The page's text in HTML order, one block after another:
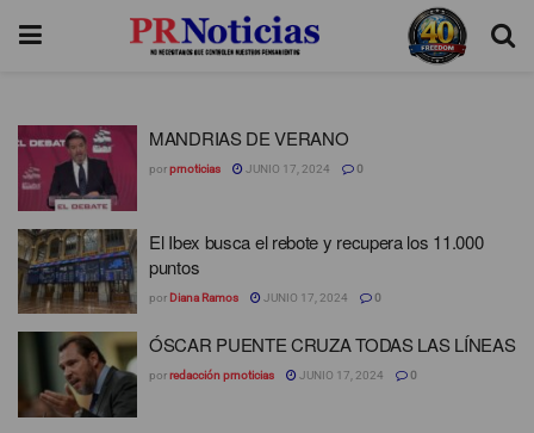
MANDRIAS DE VERANO
porprnoticias JUNIO 17, 2024 0
El Ibex busca el rebote y recupera los 11.000
puntos
por Diana Ramos JUNIO 17, 2024 0
ÓSCAR PUENTE CRUZA TODAS LAS LÍNEAS
porredacción prnoticias JUNIO 17, 2024 0